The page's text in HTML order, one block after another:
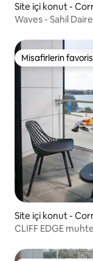
Site içi konut -
Waves - Sahil
Misafirlerin
Misafirlerin
Site içi konut -
CLIFF EDGE